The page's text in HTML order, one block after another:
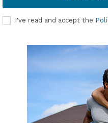
I've read and accept the